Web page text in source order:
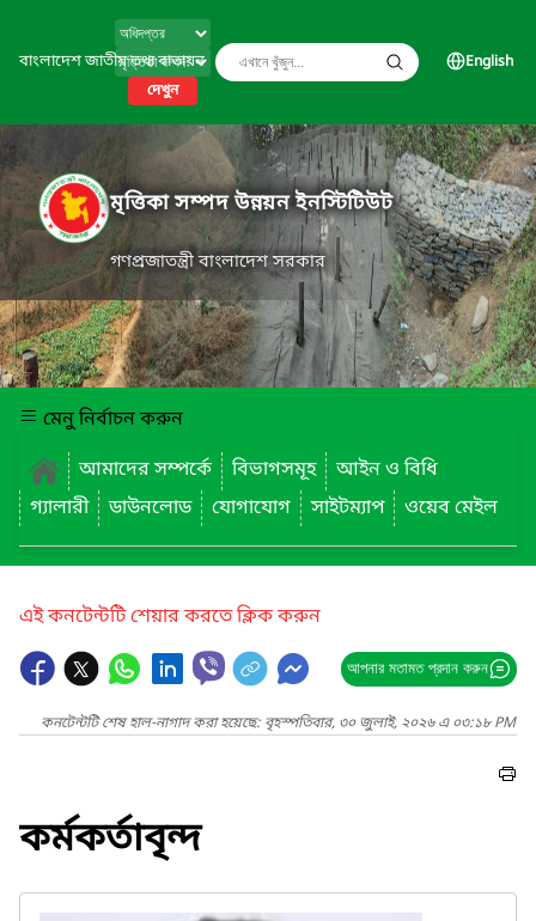
বাংলাদেশ জাতীয় তথ্য বাতায়ন
দেখুন
English
মৃত্তিকা সম্পদ উন্নয়ন ইনস্টিটিউট
গণপ্রজাতন্ত্রী বাংলাদেশ সরকার
মেনু নির্বাচন করুন
আমাদের সম্পর্কে
বিভাগসমূহ
আইন ও বিধি
গ্যালারী
ডাউনলোড যোগাযোগ সাইটম্যাপ ওয়েব মেইল
এই কনটেন্টটি শেয়ার করতে ক্লিক করুন
আপনার মতামত প্রদান করুন
কনটেন্টটি শেষ হাল-নাগাদ করা হয়েছে: বৃহস্পতিবার, ৩০ জুলাই, ২০২৬ এ ০৩:১৮ PM
কর্মকর্তাবৃন্দ